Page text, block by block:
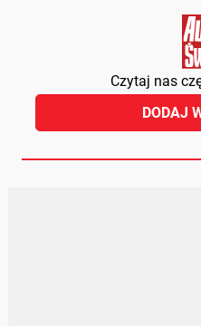
Czytaj nas
DODAJ